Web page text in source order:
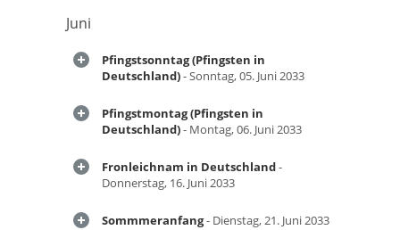
Juni
Pfingstsonntag (Pfingsten in
Deutschland)- Sonntag, 05. Juni 2033
Pfingstmontag (Pfingsten in
Deutschland)- Montag, 06. Juni 2033
Fronleichnam in Deutschland-
Donnerstag, 16. Juni 2033
Sommmeranfang- Dienstag, 21. Juni 2033